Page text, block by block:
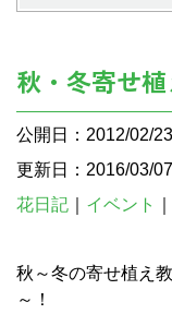
秋・冬寄せ
公開日：2012/02/
更新日：2016/03/
花日記
イベント
秋～冬の寄せ植え
～！